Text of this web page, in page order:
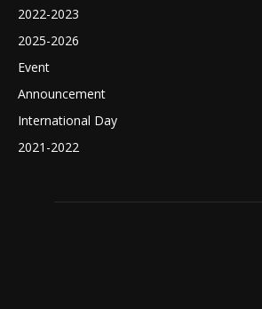
2022-2023
2025-2026
Event
Announcement
International Day
2021-2022